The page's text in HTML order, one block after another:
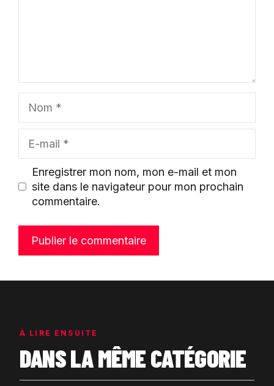
mail
Enregistrer mon nom, mon e-mail et mon
site dans le navigateur pour mon prochain
commentaire.
À LIRE ENSUITE
DANS LA MÊME CATÉGORIE